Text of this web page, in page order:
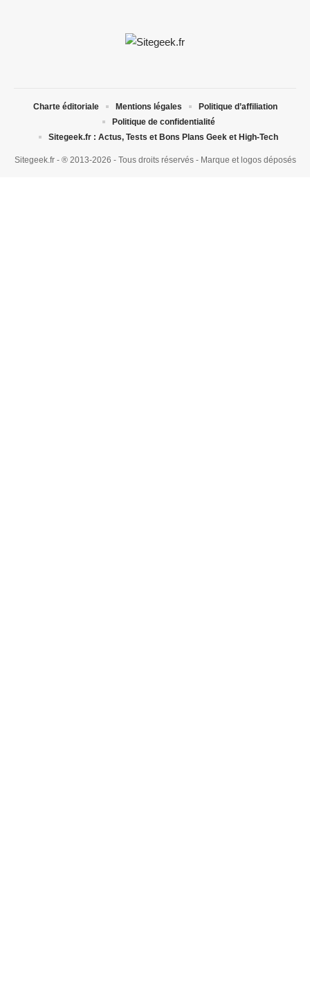
Sitegeek.fr - ® 2013-2026 - Tous droits réservés - Marque et logos déposés
Charte éditoriale Mentions légales
Politique d’affiliation
Politique de confidentialité
Sitegeek.fr : Actus, Tests et Bons Plans Geek et High-Tech